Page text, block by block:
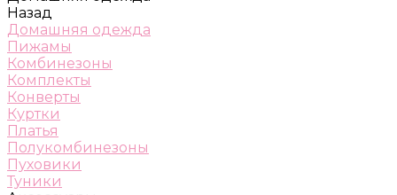
Назад
Домашняя одежда
Пижамы
Комбинезоны
Комплекты
Конверты
Куртки
Платья
Полукомбинезоны
Пуховики
Туники